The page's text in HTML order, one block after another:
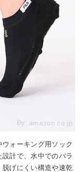
By: amazon.co.jp
ォーキング用ソック
計で、水中でのバラ
げにくい構造や速乾